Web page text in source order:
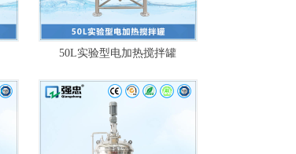
50L实验型电加热搅拌罐